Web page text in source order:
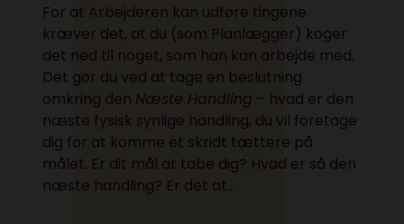
For at Arbejderen kan udføre tingene
kræver det, at du (som Planlægger) koger
det ned til noget, som han kan arbejde med.
Det gør du ved at tage en beslutning
omkring den Næste Handling – hvad er den
næste fysisk synlige handling, du vil foretage
dig for at komme et skridt tættere på
målet. Er dit mål at tabe dig? Hvad er så den
næste handling? Er det at…